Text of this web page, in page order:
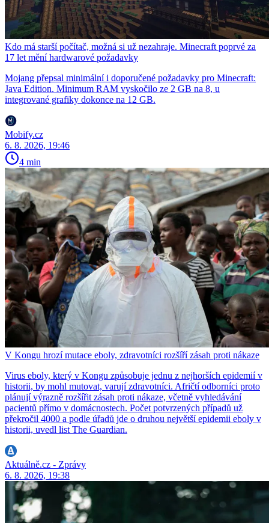
Kdo má starší počítač, možná si už nezahraje. Minecraft poprvé za
17 let mění hardwarové požadavky
Mojang přepsal minimální i doporučené požadavky pro Minecraft:
Java Edition. Minimum RAM vyskočilo ze 2 GB na 8, u
integrované grafiky dokonce na 12 GB.
Mobify.cz
6. 8. 2026, 19:46
4 min
V Kongu hrozí mutace eboly, zdravotníci rozšíří zásah proti nákaze
Virus eboly, který v Kongu způsobuje jednu z nejhorších epidemií v
historii, by mohl mutovat, varují zdravotníci. Afričtí odborníci proto
plánují výrazně rozšířit zásah proti nákaze, včetně vyhledávání
pacientů přímo v domácnostech. Počet potvrzených případů už
překročil 4000 a podle úřadů jde o druhou největší epidemii eboly v
historii, uvedl list The Guardian.
Aktuálně.cz - Zprávy
6. 8. 2026, 19:38